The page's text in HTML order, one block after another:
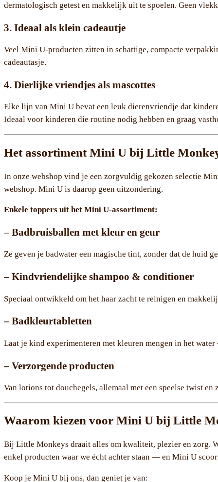
dermatologisch getest en makkelijk uit te spoelen. Geen
3. Ideaal als klein cadeautje
Veel Mini U-producten zitten in schattige, compacte
cadeautasje.
4. Dierlijke vriendjes als mascottes
Elke lijn van Mini U bevat een leuk dierenvriendje dat
Ideaal voor kinderen die routine nodig hebben en graag
Het assortiment Mini U bij Little
In onze webshop vind je een zorgvuldig gekozen selectie
webshop. Mini U is daarop geen uitzondering.
Enkele toppers uit het Mini U-assortiment:
– Badbruisballen met kleur en geur
Ze geven je badwater een magische tint, zonder dat de huid
– Kindvriendelijke shampoo & conditioner
Speciaal ontwikkeld om het haar zacht te reinigen en
– Badkleurtabletten
Laat je kind experimenteren met kleuren mengen in het
– Verzorgende producten
Van lotions tot douchegels, allemaal met een speelse twist en
Waarom kiezen voor Mini U bij Little
Bij Little Monkeys draait alles om kwaliteit, plezier en zorg.
enkel producten waar we écht achter staan — en Mini U
Koop je Mini U bij ons, dan geniet je van: